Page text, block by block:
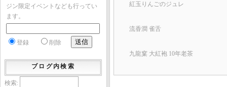
紅玉りんごのジュレ
流香澗 雀舌
九龍窠 大紅袍 10年老茶
ジン限定イベントなども行ってい
ます。
登録 削除
ブログ内検索
検索: